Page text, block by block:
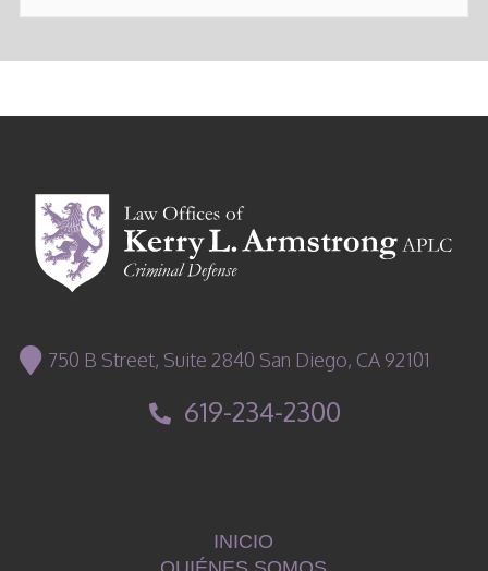
750 B Street, Suite 2840 San Diego, CA 92101
619-234-2300
INICIO